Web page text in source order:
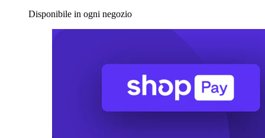
Disponibile in ogni negozio